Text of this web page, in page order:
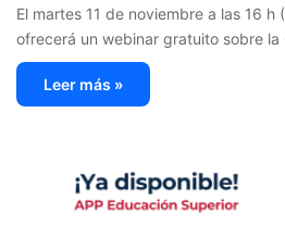
El martes 11 de noviembre a las 16 h
ofrecerá un webinar gratuito sobre
Leer más »